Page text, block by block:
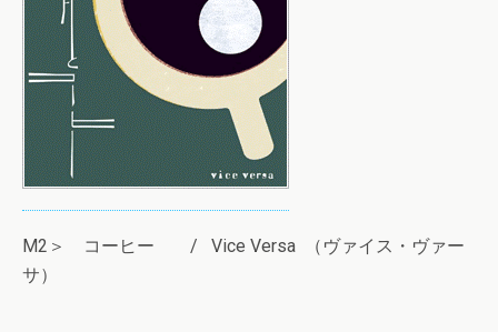
M2＞ コーヒー / Vice Versa （ヴァイス・ヴァー
サ）